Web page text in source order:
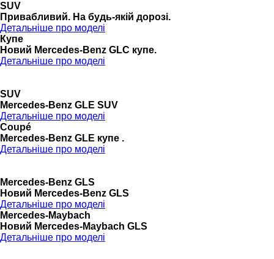
SUV
Привабливий. На будь-якій дорозі.
Детальніше про моделі
Купе
Новий Mercedes-Benz GLС купе.
Детальніше про моделі
SUV
Mercedes-Benz GLE SUV
Детальніше про моделі
Coupé
Mercedes-Benz GLE купе .
Детальніше про моделі
Mercedes-Benz GLS
Новий Mercedes-Benz GLS
Детальніше про моделі
Mercedes-Maybach
Новий Mercedes-Maybach GLS
Детальніше про моделі